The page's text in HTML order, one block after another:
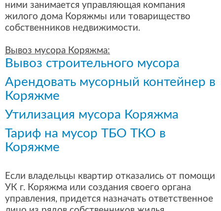
ними занимается управляющая компания
жилого дома Коряжмы или товарищество
собственников недвижимости.
Вывоз мусора Коряжма:
Вывоз строительного мусора
Арендовать мусорный контейнер в
Коряжме
Утилизация мусора Коряжма
Тариф на мусор ТБО ТКО в
Коряжме
Если владельцы квартир отказались от помощи
УК г. Коряжма или создания своего органа
управления, придется назначать ответственное